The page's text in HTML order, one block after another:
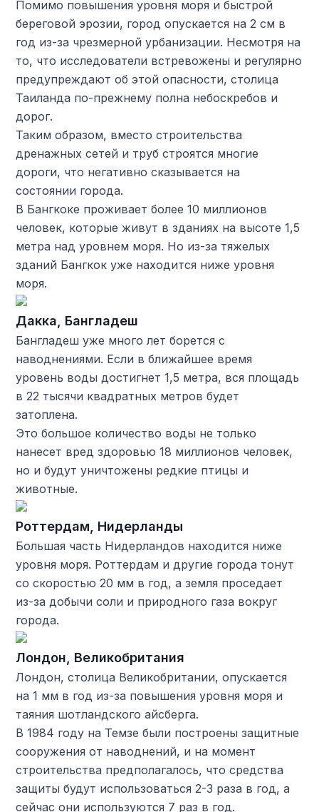
Помимо повышения уровня моря и быстрой
береговой эрозии, город опускается на 2 см в
год из-за чрезмерной урбанизации. Несмотря на
то, что исследователи встревожены и регулярно
предупреждают об этой опасности, столица
Таиланда по-прежнему полна небоскребов и
дорог.
Таким образом, вместо строительства
дренажных сетей и труб строятся многие
дороги, что негативно сказывается на
состоянии города.
В Бангкоке проживает более 10 миллионов
человек, которые живут в зданиях на высоте 1,5
метра над уровнем моря. Но из-за тяжелых
зданий Бангкок уже находится ниже уровня
моря.
Дакка, Бангладеш
Бангладеш уже много лет борется с
наводнениями. Если в ближайшее время
уровень воды достигнет 1,5 метра, вся площадь
в 22 тысячи квадратных метров будет
затоплена.
Это большое количество воды не только
нанесет вред здоровью 18 миллионов человек,
но и будут уничтожены редкие птицы и
животные.
Роттердам, Нидерланды
Большая часть Нидерландов находится ниже
уровня моря. Роттердам и другие города тонут
со скоростью 20 мм в год, а земля проседает
из-за добычи соли и природного газа вокруг
города.
Лондон, Великобритания
Лондон, столица Великобритании, опускается
на 1 мм в год из-за повышения уровня моря и
таяния шотландского айсберга.
В 1984 году на Темзе были построены защитные
сооружения от наводнений, и на момент
строительства предполагалось, что средства
защиты будут использоваться 2-3 раза в год, а
сейчас они используются 7 раз в год.